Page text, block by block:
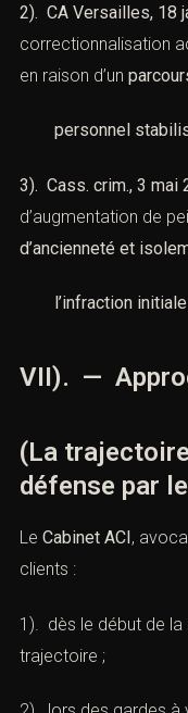
2). CA Versailles, 18
correctionnalisation
en raison d’un
personnel
3). Cass. crim., 3 mai
d’augmentation de
d’ancienneté et
l’infraction initiale
VII). —
(La
défense par
Le Cabinet ACI,
clients :
1). dès le début de la
trajectoire ;